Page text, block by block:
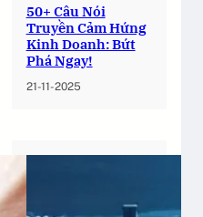
50+ Câu Nói
Truyền Cảm Hứng
Kinh Doanh: Bứt
Phá Ngay!
21-11-2025